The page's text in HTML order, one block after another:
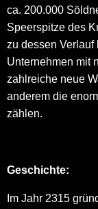
ca. 200.000
Speerspitze des
zu dessen Verlauf
Unternehmen mit
zahlreiche neue
anderem die
zählen.
Geschichte:
Im Jahr 2315